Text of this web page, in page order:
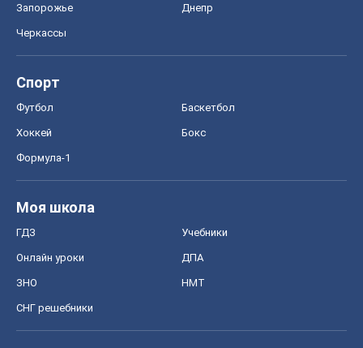
Запорожье Днепр
Черкассы
Спорт
Футбол Баскетбол
Хоккей Бокс
Формула-1
Моя школа
ГДЗ Учебники
Онлайн уроки ДПА
ЗНО НМТ
СНГ решебники